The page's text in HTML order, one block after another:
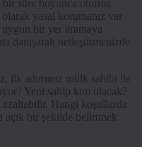
süre boyunca oturma
yasal korumanız var
bir yer aramaya
danışarak netleştirmenizde
ilk adımınız mülk sahibi ile
Yeni sahip kim olacak?
Hangi koşullarda
açık bir şekilde belirtmek